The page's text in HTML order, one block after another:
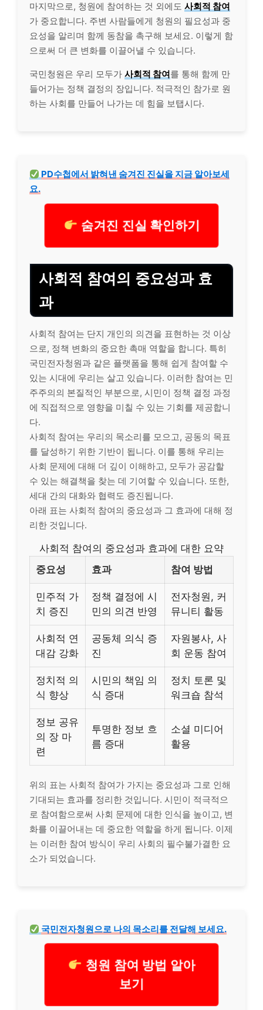
마지막으로, 청원에 참여하는 것 외에도 사회적 참여
가 중요합니다. 주변 사람들에게 청원의 필요성과 중
요성을 알리며 함께 동참을 촉구해 보세요. 이렇게 함
으로써 더 큰 변화를 이끌어낼 수 있습니다.
국민청원은 우리 모두가 사회적 참여를 통해 함께 만
들어가는 정책 결정의 장입니다. 적극적인 참가로 원
하는 사회를 만들어 나가는 데 힘을 보탭시다.
PD수첩에서 밝혀낸 숨겨진 진실을 지금 알아보세
요.
숨겨진 진실 확인하기
사회적 참여의 중요성과 효
과
사회적 참여는 단지 개인의 의견을 표현하는 것 이상
으로, 정책 변화의 중요한 촉매 역할을 합니다. 특히
국민전자청원과 같은 플랫폼을 통해 쉽게 참여할 수
있는 시대에 우리는 살고 있습니다. 이러한 참여는 민
주주의의 본질적인 부분으로, 시민이 정책 결정 과정
에 직접적으로 영향을 미칠 수 있는 기회를 제공합니
다.
사회적 참여는 우리의 목소리를 모으고, 공동의 목표
를 달성하기 위한 기반이 됩니다. 이를 통해 우리는
사회 문제에 대해 더 깊이 이해하고, 모두가 공감할
수 있는 해결책을 찾는 데 기여할 수 있습니다. 또한,
세대 간의 대화와 협력도 증진됩니다.
아래 표는 사회적 참여의 중요성과 그 효과에 대해 정
리한 것입니다.
사회적 참여의 중요성과 효과에 대한 요약
중요성
효과 참여 방법
민주적 가
치 증진
정책 결정에 시
민의 의견 반영
전자청원, 커
뮤니티 활동
사회적 연
대감 강화
공동체 의식 증
진
자원봉사, 사
회 운동 참여
정치적 의
식 향상
시민의 책임 의
식 증대
정치 토론 및
워크숍 참석
정보 공유
의 장 마
련
투명한 정보 흐
름 증대
소셜 미디어
활용
위의 표는 사회적 참여가 가지는 중요성과 그로 인해
기대되는 효과를 정리한 것입니다. 시민이 적극적으
로 참여함으로써 사회 문제에 대한 인식을 높이고, 변
화를 이끌어내는 데 중요한 역할을 하게 됩니다. 이제
는 이러한 참여 방식이 우리 사회의 필수불가결한 요
소가 되었습니다.
국민전자청원으로 나의 목소리를 전달해 보세요.
청원 참여 방법 알아
보기